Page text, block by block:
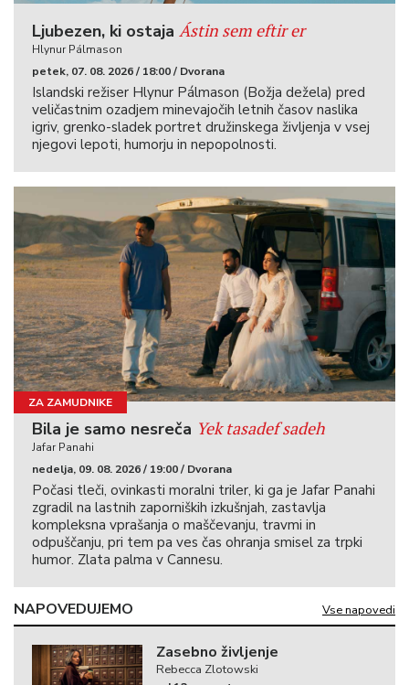
Ljubezen, ki ostaja Ástin sem eftir er
Hlynur Pálmason
petek, 07. 08. 2026 / 18:00 / Dvorana
Islandski režiser Hlynur Pálmason (Božja dežela) pred
veličastnim ozadjem minevajočih letnih časov naslika
igriv, grenko-sladek portret družinskega življenja v vsej
njegovi lepoti, humorju in nepopolnosti.
ZA ZAMUDNIKE
Bila je samo nesreča Yek tasadef sadeh
Jafar Panahi
nedelja, 09. 08. 2026 / 19:00 / Dvorana
Počasi tleči, ovinkasti moralni triler, ki ga je Jafar Panahi
zgradil na lastnih zaporniških izkušnjah, zastavlja
kompleksna vprašanja o maščevanju, travmi in
odpuščanju, pri tem pa ves čas ohranja smisel za trpki
humor. Zlata palma v Cannesu.
Vse napovedi
NAPOVEDUJEMO
Zasebno življenje
Rebecca Zlotowski